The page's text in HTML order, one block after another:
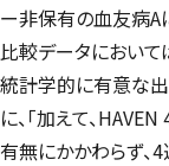
ー非保有の血友病A
比較データにおい
統計学的に有意な出
に、「加えて、
有無にかかわらず